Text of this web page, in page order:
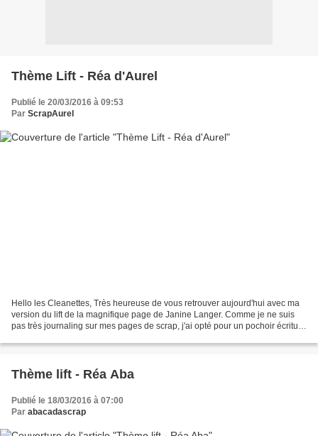
Thème Lift - Réa d'Aurel
Publié le 20/03/2016 à 09:53
Par ScrapAurel
Hello les Cleanettes, Très heureuse de vous retrouver aujourd'hui avec ma
version du lift de la magnifique page de Janine Langer. Comme je ne suis
pas très journaling sur mes pages de scrap, j'ai opté pour un pochoir écriture
Thème lift - Réa Aba
Publié le 18/03/2016 à 07:00
Par abacadascrap